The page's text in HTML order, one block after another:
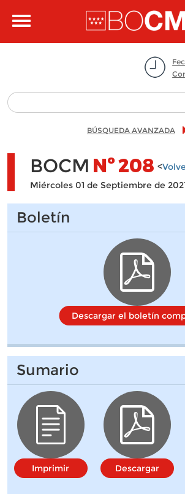
Toggle
BÚSQUEDA AVANZADA
BOCM Nº208 <
Miércoles 01 de Septiembre de
Boletín
Descargar el boletín
Sumario
Imprimir Descargar